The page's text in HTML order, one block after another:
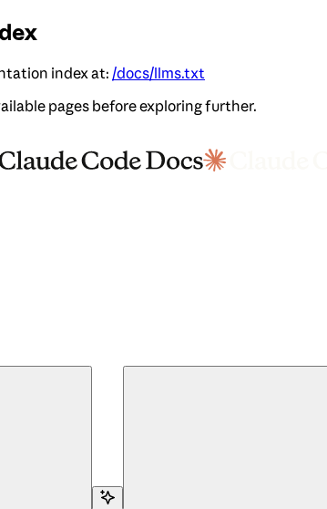
index at: /docs/llms.txt
pages before exploring further.